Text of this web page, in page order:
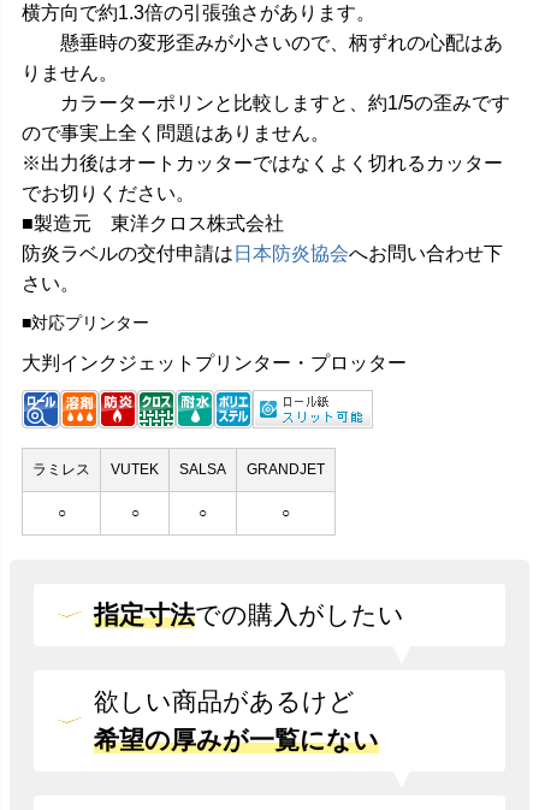
横方向で約1.3倍の引張強さがあります。
懸垂時の変形歪みが小さいので、柄ずれの心配はあ
りません。
カラーターポリンと比較しますと、約1/5の歪みです
ので事実上全く問題はありません。
※出力後はオートカッターではなくよく切れるカッター
でお切りください。
■製造元 東洋クロス株式会社
防炎ラベルの交付申請は 日本防炎協会へお問い合わせ下
さい。
■対応プリンター
大判インクジェットプリンター・プロッター
ラミレス VUTEK SALSA GRANDJET
○ ○ ○ ○
指定寸法での購入がしたい
欲しい商品があるけど
希望の厚みが一覧にない